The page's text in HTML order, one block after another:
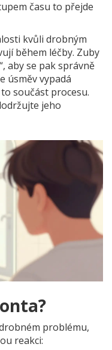
času to přejde
kvůli drobným
během léčby. Zuby
aby se pak správně
úsměv vypadá
součást procesu.
jeho
problému,
reakci: